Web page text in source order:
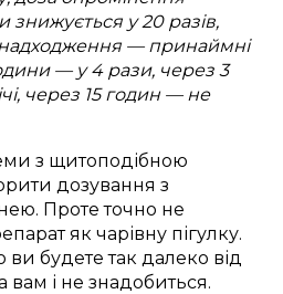
знижується у 20 разів,
надходження — принаймні
— у 4 рази, через 3
через 15 годин — не
з щитоподібною
дозування з
Проте точно не
як чарівну пігулку.
будете так далеко від
вам і не знадобиться.